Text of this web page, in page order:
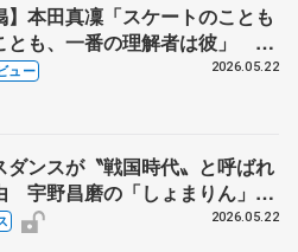
】本田真凜「スケートのことも
とも、一番の理解者は彼」 引
単独インタビューで語った競技
ュー 2026.05.22
ダンスが〝戦国時代〟と呼ばれ
宇野昌磨の「しょまりん」ら
が相次いで参戦 国内の競争激
2026.05.22